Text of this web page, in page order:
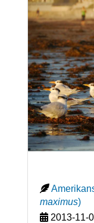
maximus)
2013-11-